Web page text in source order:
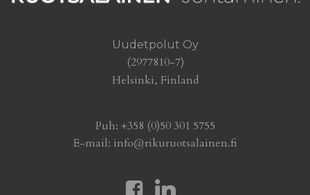
Uudetpolut Oy
(2977810-7)
Helsinki, Finland
Puh: +358 (0)50 301 5755
E-mail: info@rikuruotsalainen.fi